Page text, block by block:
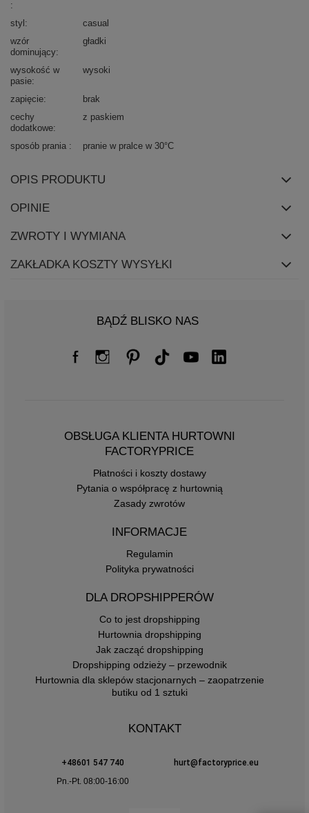
styl
casual
wzór
dominujący
gładki
wysokość w
pasie
wysoki
zapięcie
brak
cechy
dodatkowe
z paskiem
sposób prania pranie w pralce w 30°C
OPIS PRODUKTU
OPINIE
ZWROTY I WYMIANA
ZAKŁADKA KOSZTY WYSYŁKI
BĄDŹ BLISKO NAS
OBSŁUGA KLIENTA HURTOWNI
FACTORYPRICE
Płatności i koszty dostawy
Pytania o współpracę z hurtownią
Zasady zwrotów
INFORMACJE
Regulamin
Polityka prywatności
DLA DROPSHIPPERÓW
Co to jest dropshipping
Hurtownia dropshipping
Jak zacząć dropshipping
Dropshipping odzieży – przewodnik
Hurtownia dla sklepów stacjonarnych – zaopatrzenie
butiku od 1 sztuki
KONTAKT
+48601 547 740
hurt@factoryprice.eu
Pn.-Pt. 08:00-16:00